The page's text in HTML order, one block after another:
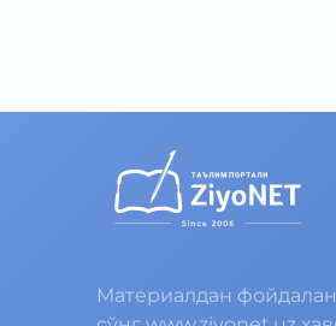
Материалдан